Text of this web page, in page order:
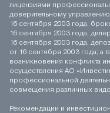
лицензиями
доверительному
16 сентября 2003 года,
16 сентября 2003 года,
16 сентября 2003 года,
от 16 сентября 2003 года; а
возникновения конфликта
осуществления АО
профессиональной
совмещения различных
Рекомендации и